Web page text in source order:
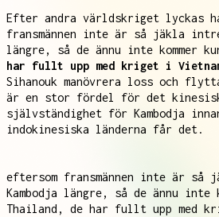
Efter andra världskriget lyckas
fransmännen inte är så jäkla
längre, så de ännu inte kommer
har fullt upp med kriget i
Sihanouk manövrera loss och
är en stor fördel för det
självständighet för Kambodja
indokinesiska länderna får det.
eftersom fransmännen inte är så
Kambodja längre, så de ännu inte
Thailand, de har fullt upp med